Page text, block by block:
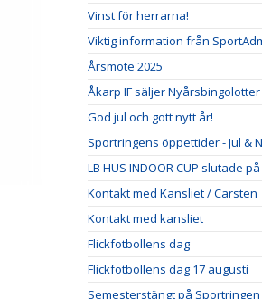
Vinst för herrarna!
Viktig information från
Årsmöte 2025
Åkarp IF säljer Nyårsbingolotter
God jul och gott nytt år!
Sportringens öppettider - Jul &
LB HUS INDOOR CUP slutade
Kontakt med Kansliet / Carsten
Kontakt med kansliet
Flickfotbollens dag
Flickfotbollens dag 17 augusti
Semesterstängt på Sportringen